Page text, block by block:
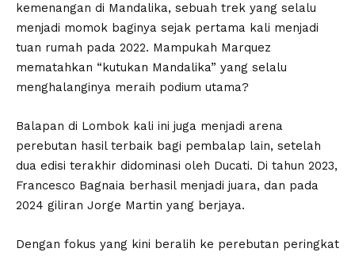
kemenangan di Mandalika, sebuah trek yang selalu
menjadi momok baginya sejak pertama kali menjadi
tuan rumah pada 2022. Mampukah Marquez
mematahkan “kutukan Mandalika” yang selalu
menghalanginya meraih podium utama?
Balapan di Lombok kali ini juga menjadi arena
perebutan hasil terbaik bagi pembalap lain, setelah
dua edisi terakhir didominasi oleh Ducati. Di tahun 2023,
Francesco Bagnaia berhasil menjadi juara, dan pada
2024 giliran Jorge Martin yang berjaya.
Dengan fokus yang kini beralih ke perebutan peringkat